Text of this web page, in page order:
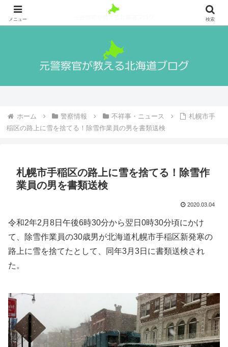
札幌出身の元警察官が警察官になる方法や実際の生活、北海道の魅力や観光地
ホーム 警察情報 不祥事・ニュース
札幌市手
稲区の路上に雪を捨てる！除雪作業員の男を書類送検
札幌市手稲区の路上に雪を捨てる！除雪作
業員の男を書類送検
2020.03.04
令和2年2月8日午後6時30分から翌日0時30分頃にかけ
て、除雪作業員の30歳男が北海道札幌市手稲区新発寒の
路上に雪を捨てたとして、同年3月3日に書類送検され
た。
メニュー 検索